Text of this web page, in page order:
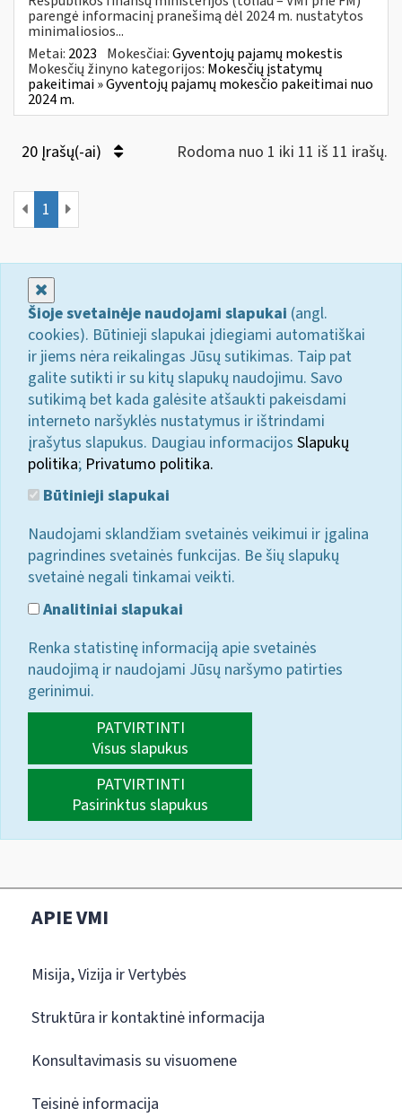
parengė informacinį pranešimą dėl 2024 m. nustatytos
minimaliosios...
Metai: 2023 Mokesčiai:Gyventojų pajamų mokestis
Mokesčių žinyno kategorijos: Mokesčių įstatymų
pakeitimai » Gyventojų pajamų mokesčio pakeitimai nuo
2024 m.
20 Įrašų(-ai) Rodoma nuo 1 iki 11 iš 11 irašų.
1
Šioje svetainėje naudojami slapukai (angl.
cookies). Būtinieji slapukai įdiegiami automatiškai
ir jiems nėra reikalingas Jūsų sutikimas. Taip pat
galite sutikti ir su kitų slapukų naudojimu. Savo
sutikimą bet kada galėsite atšaukti pakeisdami
interneto naršyklės nustatymus ir ištrindami
įrašytus slapukus. Daugiau informacijos Slapukų
politika; Privatumo politika.
Būtinieji slapukai
Naudojami sklandžiam svetainės veikimui ir įgalina
pagrindines svetainės funkcijas. Be šių slapukų
svetainė negali tinkamai veikti.
Analitiniai slapukai
Renka statistinę informaciją apie svetainės
naudojimą ir naudojami Jūsų naršymo patirties
gerinimui.
PATVIRTINTI
Visus slapukus
PATVIRTINTI
Pasirinktus slapukus
APIE VMI
Misija, Vizija ir Vertybės
Struktūra ir kontaktinė informacija
Konsultavimasis su visuomene
Teisinė informacija